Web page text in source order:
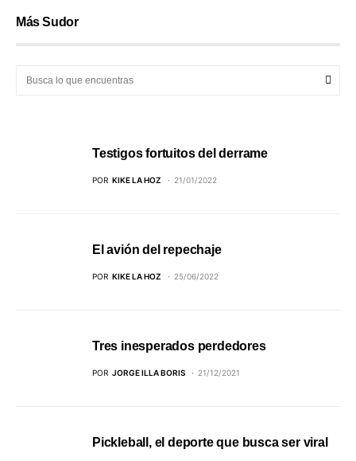
Más Sudor
Testigos fortuitos del derrame
POR KIKE LA HOZ 21/01/2022
El avión del repechaje
POR KIKE LA HOZ 25/06/2022
Tres inesperados perdedores
POR JORGE ILLA BORIS 21/12/2021
Pickleball, el deporte que busca ser viral